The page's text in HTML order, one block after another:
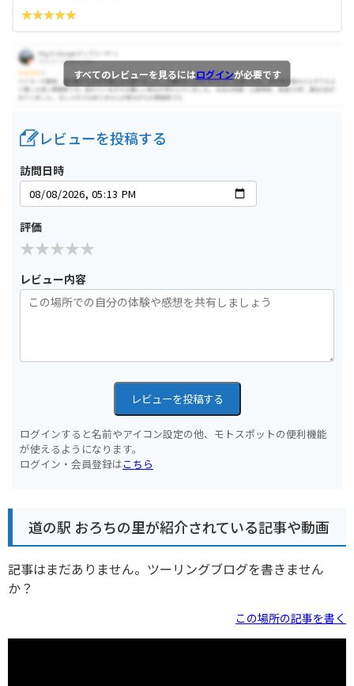
すべてのレビューを見るにはログインが必要です
レビューを投稿する
訪問日時
評価
レビュー内容
レビューを投稿する
ログインすると名前やアイコン設定の他、モトスポットの便利機能
が使えるようになります。
ログイン・会員登録はこちら
道の駅 おろちの里が紹介されている記事や動画
記事はまだありません。ツーリングブログを書きません
か？
この場所の記事を書く